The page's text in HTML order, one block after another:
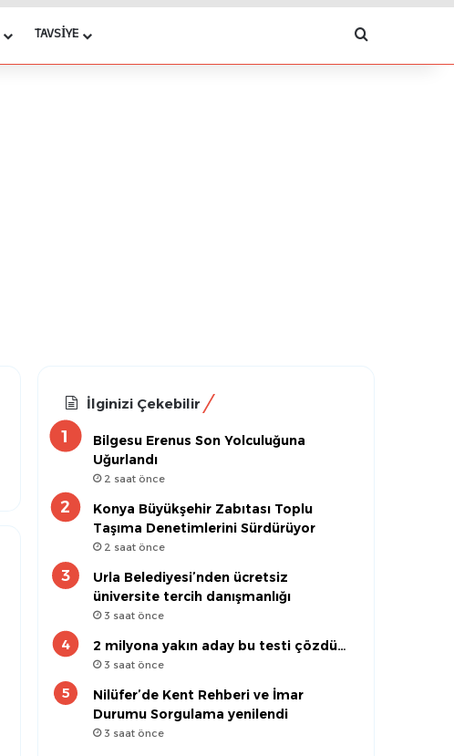
TAVSIYE Arama yap
İlginizi Çekebilir
Bilgesu Erenus Son Yolculuğuna
Uğurlandı
2 saat önce
Konya Büyükşehir Zabıtası Toplu
Taşıma Denetimlerini Sürdürüyor
2 saat önce
Urla Belediyesi’nden ücretsiz
üniversite tercih danışmanlığı
3 saat önce
2 milyona yakın aday bu testi çözdü…
3 saat önce
Nilüfer’de Kent Rehberi ve İmar
Durumu Sorgulama yenilendi
3 saat önce